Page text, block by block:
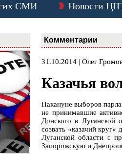
СМИ Новости
Комментарии
31.10.2014 | Олег
Казачья
Накануне выборов
не принимавшие
Донского в
созвать «казачий
Луганской области с
Запорожскую и